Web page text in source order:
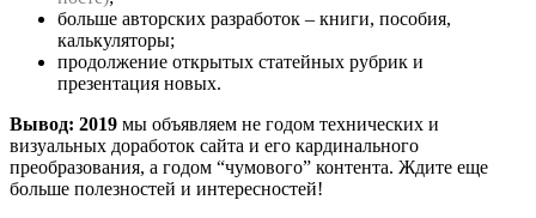
больше авторских разработок – книги, пособия,
калькуляторы;
продолжение открытых статейных рубрик и
презентация новых.
Вывод: 2019 мы объявляем не годом технических и
визуальных доработок сайта и его кардинального
преобразования, а годом “чумового” контента. Ждите еще
больше полезностей и интересностей!